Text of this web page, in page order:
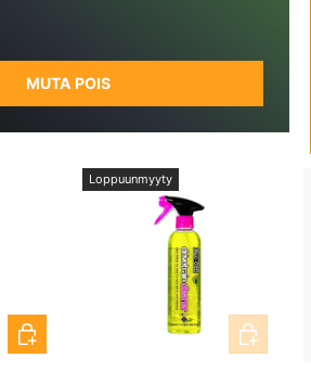
MUTA POIS
LISÄÄ OSTOSKORIIN
Loppuunmyyty
LISÄÄ